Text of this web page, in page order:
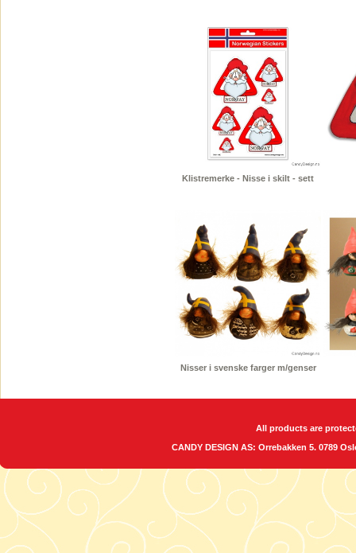
Klistremerke - Nisse i skilt - sett
Nisser i svenske farger m/genser
All products are
CANDY DESIGN AS: Orrebakken 5. 0789